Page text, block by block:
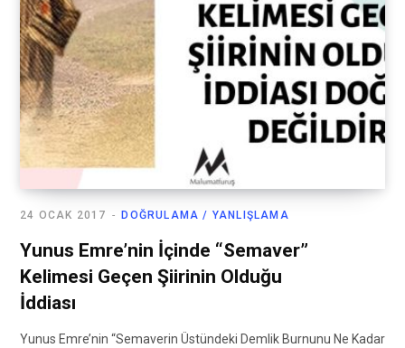
DOĞRULAMA / YANLIŞLAMA
24 OCAK 2017
Yunus Emre’nin İçinde “Semaver”
Kelimesi Geçen Şiirinin Olduğu
İddiası
Yunus Emre’nin “Semaverin Üstündeki Demlik Burnunu Ne Kadar